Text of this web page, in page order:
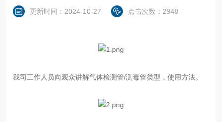
更新时间：2024-10-27 点击次数：2948
我司工作人员向观众讲解气体检测管/测毒管类型，使用方法。